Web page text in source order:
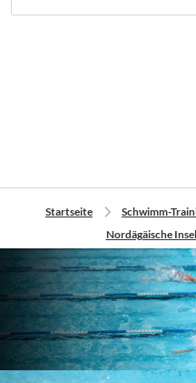
Startseite Schwimm-
Nordägäische